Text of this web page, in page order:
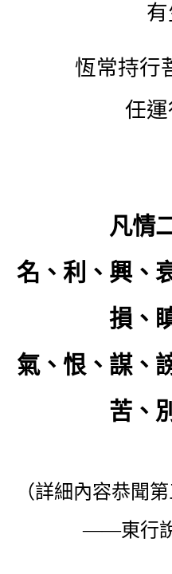
有
恆常持行
任運
凡情
名、利、興、
損、
氣、恨、謀、
苦、
（詳細內容恭聞
——東行說